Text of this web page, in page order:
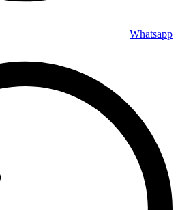
Whatsapp